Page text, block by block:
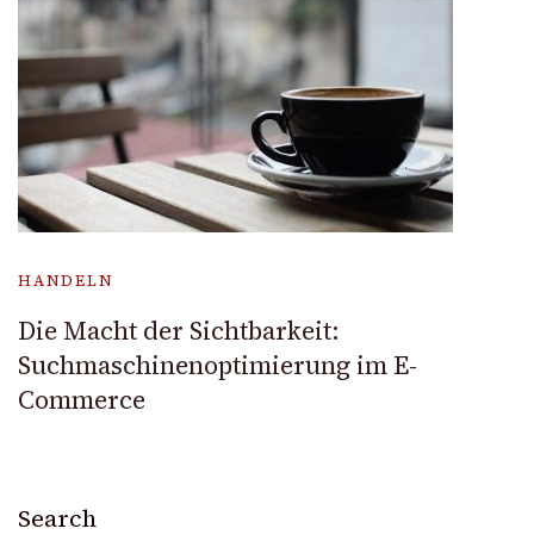
HANDELN
Die Macht der Sichtbarkeit:
Suchmaschinenoptimierung im E-
Commerce
Search